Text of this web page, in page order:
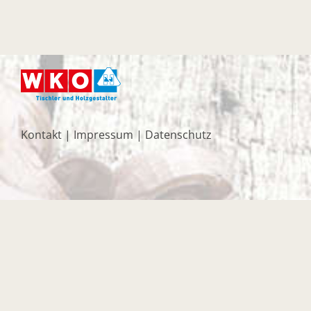
Kontakt | Impressum | Datenschutz